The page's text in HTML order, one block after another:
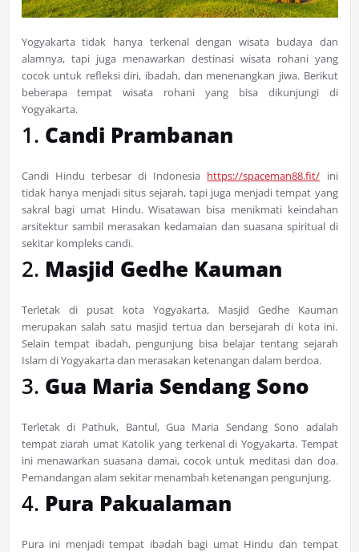
Yogyakarta tidak hanya terkenal dengan wisata budaya dan
alamnya, tapi juga menawarkan destinasi wisata rohani yang
cocok untuk refleksi diri, ibadah, dan menenangkan jiwa. Berikut
beberapa tempat wisata rohani yang bisa dikunjungi di
Yogyakarta.
1. Candi Prambanan
Candi Hindu terbesar di Indonesia https://spaceman88.fit/ ini
tidak hanya menjadi situs sejarah, tapi juga menjadi tempat yang
sakral bagi umat Hindu. Wisatawan bisa menikmati keindahan
arsitektur sambil merasakan kedamaian dan suasana spiritual di
sekitar kompleks candi.
2. Masjid Gedhe Kauman
Terletak di pusat kota Yogyakarta, Masjid Gedhe Kauman
merupakan salah satu masjid tertua dan bersejarah di kota ini.
Selain tempat ibadah, pengunjung bisa belajar tentang sejarah
Islam di Yogyakarta dan merasakan ketenangan dalam berdoa.
3. Gua Maria Sendang Sono
Terletak di Pathuk, Bantul, Gua Maria Sendang Sono adalah
tempat ziarah umat Katolik yang terkenal di Yogyakarta. Tempat
ini menawarkan suasana damai, cocok untuk meditasi dan doa.
Pemandangan alam sekitar menambah ketenangan pengunjung.
4. Pura Pakualaman
Pura ini menjadi tempat ibadah bagi umat Hindu dan tempat